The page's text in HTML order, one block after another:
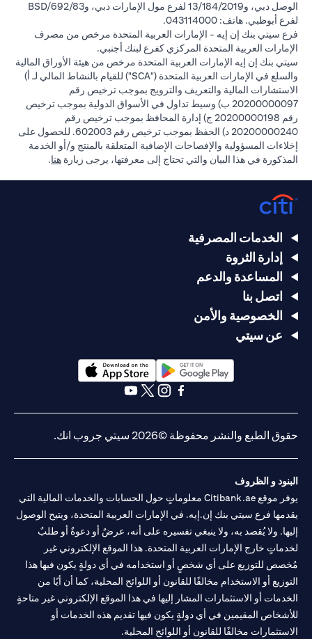
الوصل دبي، و13/184/2019 لفرع مول الإمارات دبي، وBSD/692/83
لفرع أبوظبي. هاتف: 043114000.
فرع سيتي بنك إن إيه - الإمارات العربية المتحدة مرخص من مصرف
الإمارات العربية المتحدة المركزي كفرع لبنك أجنبي.
سيتي بنك إن إيه الإمارات العربية المتحدة مرخص من هيئة الأوراق المالية
والسلع في الإمارات العربية المتحدة ("SCA") للقيام بالنشاط المالي لـ أ)
الاستشارات المالية والتعريف والترويج بموجب ترخيص رقم
20200000097 ب) وسيط تداول في الأسواق الدولية بموجب ترخيص
رقم 20200000198 ج) إدارة المحافظ بموجب ترخيص رقم
20200000240 د) الحفظ بموجب ترخيص رقم 602003. للحصول على
إخلاءات المسؤولية والإفصاحات الإضافية المتعلقة بالمنتج و/أو الخدمة
المذكورة في هذا البيان والتي تحتاج إلى معرفتها، يرجى زيارة هنا.
الخدمات المصرفية
إدارة الثروة
المساعدة والدعم
اتصل بنا
الخصوصية والأمن
عن سيتي
opens in a new tab
opens in a new tab
حقوق الطبع والنشر محفوظة ©2026 سيتي جروب انك.
البنود و الظروف
يوفر موقع Citibank.ae معلوماتٍ حول الحسابات والخدمات المالية التي
يقدمها فرع سيتي بنك إن.إيه. في الإمارات العربية المتحدة، ويتيح الوصول
إليها. ولا يُقصد به، ولا ينبغي تفسيره على أنه، عرضٌ أو دعوةٌ أو طلبٌ
لخدماتٍ خارج الإمارات العربية المتحدة. هذا الموقع الإلكتروني غير
مُخصص للتوزيع على أي شخصٍ أو استخدامه في أي دولةٍ يكون فيها هذا
التوزيع أو الاستخدام مخالفًا للقانون أو اللوائح المحلية، كما أن أيًا من
الخدمات أو الاستثمارات المشار إليها في هذا الموقع الإلكتروني غير متاحةٍ
للأشخاص المقيمين في أي دولةٍ يكون فيها تقديم هذه الخدمات أو
الاستثمارات مخالفًا للقانون أو اللوائح المحلية.